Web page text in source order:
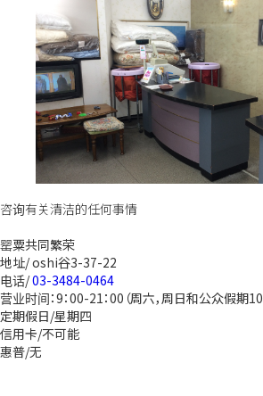
咨询有关清洁的任何事情
罂粟共同繁荣
地址/ oshi谷3-37-22
电话/03-3484-0464
营业时间：9：00-21：00（周六，周日和公众假期
定期假日/星期四
信用卡/不可能
惠普/无